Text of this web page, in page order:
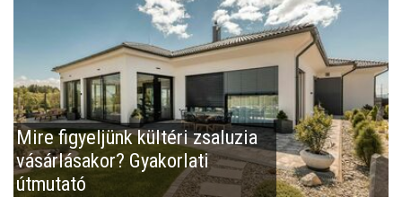
Mire figyeljünk kültéri zsaluzia
vásárlásakor? Gyakorlati
útmutató